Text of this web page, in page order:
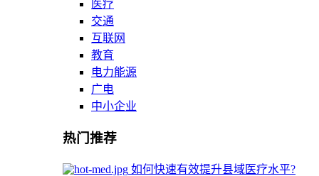
医疗
交通
互联网
教育
电力能源
广电
中小企业
热门推荐
如何快速有效提升县域医疗水平?